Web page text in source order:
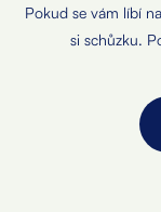
Pokud se vám líbí
si schůzku.